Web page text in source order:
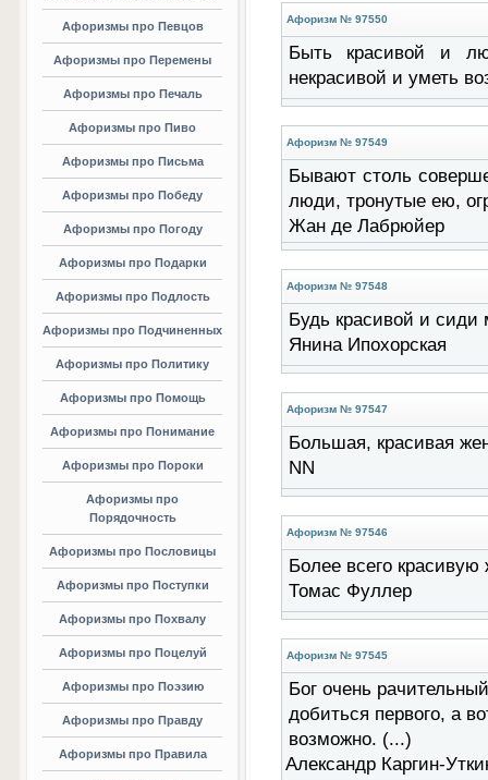
Афоризмы про Певцов
Афоризмы про Перемены
Афоризмы про Печаль
Афоризмы про Пиво
Афоризмы про Письма
Афоризмы про Победу
Афоризмы про Погоду
Афоризмы про Подарки
Афоризмы про Подлость
Афоризмы про Подчиненных
Афоризмы про Политику
Афоризмы про Помощь
Афоризмы про Понимание
Афоризмы про Пороки
Афоризмы про
Порядочность
Афоризмы про Пословицы
Афоризмы про Поступки
Афоризмы про Похвалу
Афоризмы про Поцелуй
Афоризмы про Поэзию
Афоризмы про Правду
Афоризмы про Правила
Афоризм № 97550
Быть красивой и
некрасивой и уметь
Афоризм № 97549
Бывают столь
люди, тронутые ею,
Жан де Лабрюйер
Афоризм № 97548
Будь красивой и сиди
Янина Ипохорская
Афоризм № 97547
Большая, красивая
NN
Афоризм № 97546
Более всего красивую
Томас Фуллер
Афоризм № 97545
Бог очень
добиться первого, а
возможно. (...)
Александр Каргин-